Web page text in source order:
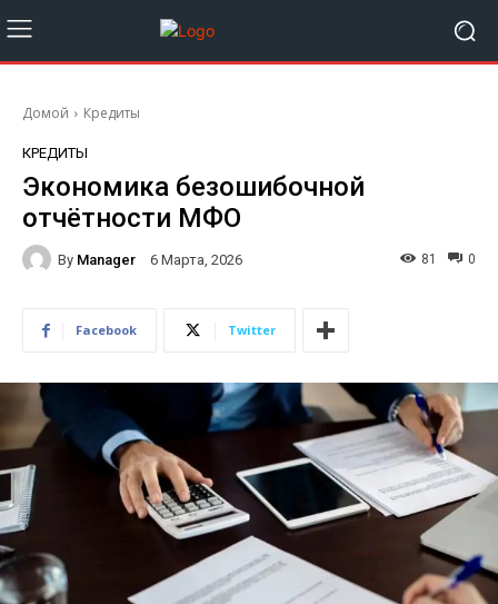
Домой Кредиты
КРЕДИТЫ
Экономика безошибочной
отчётности МФО
By Manager 6 Марта, 2026 0
81
Facebook Twitter